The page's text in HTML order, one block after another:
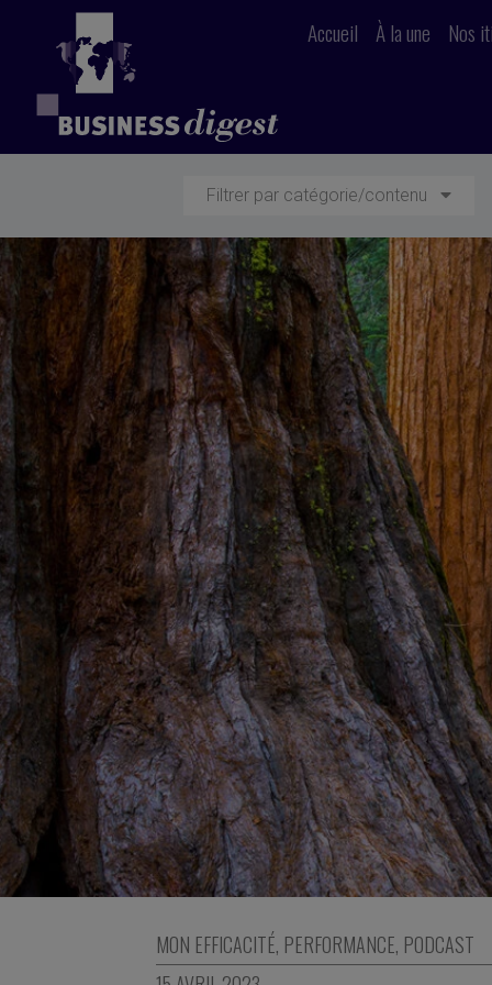
Accueil À la une Nos
Filtrer par catégorie/contenu
MON EFFICACITÉ, PERFORMANCE, PODCAST